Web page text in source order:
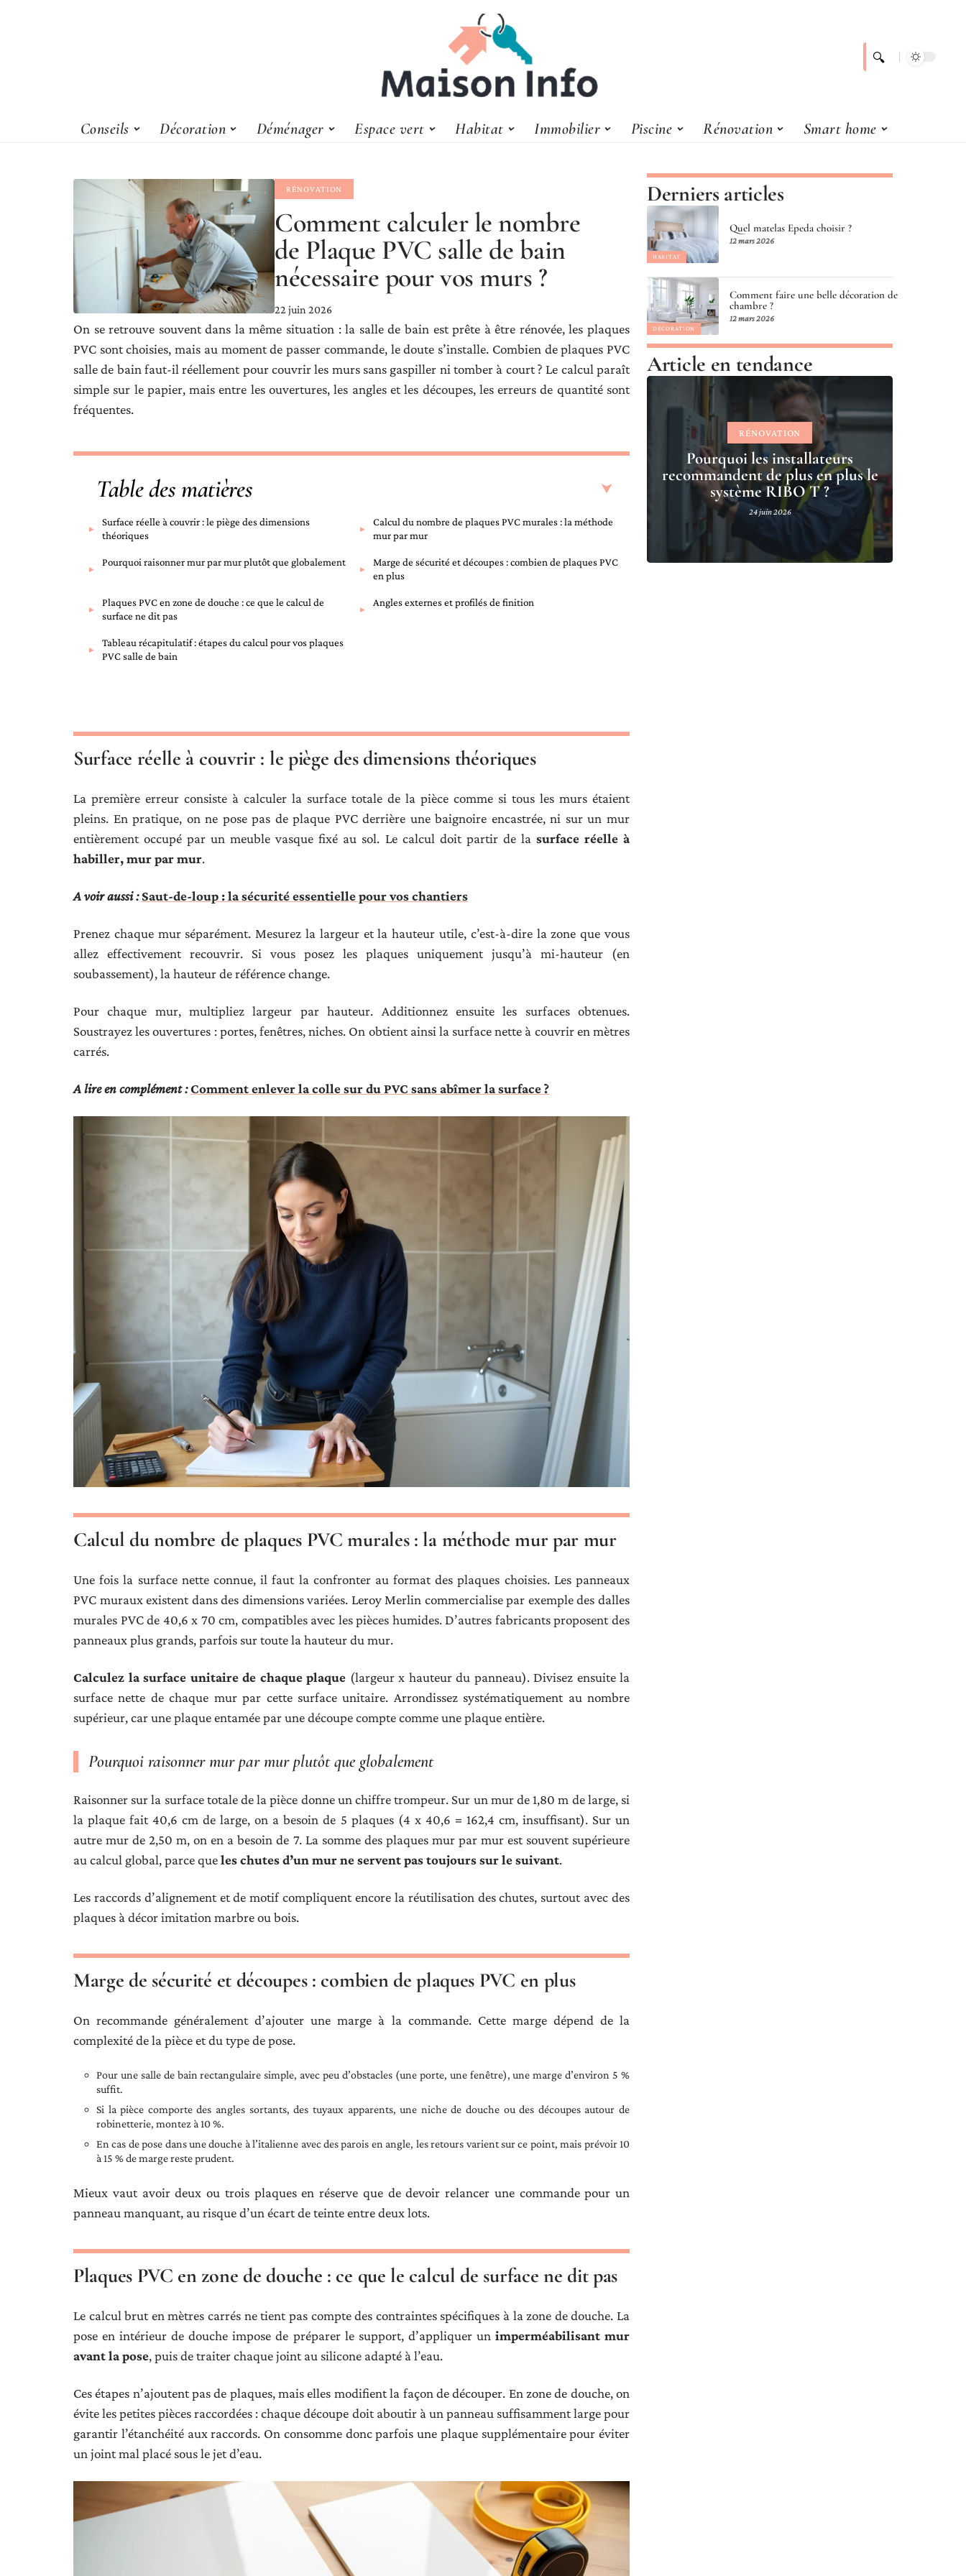
Conseils Décoration Déménager Espace vert Habitat Immobilier Piscine Rénovation Smart home
RÉNOVATION
Comment calculer le nombre
de Plaque PVC salle de bain
nécessaire pour vos murs ?
22 juin 2026
On se retrouve souvent dans la même situation : la salle de bain est prête à être rénovée, les plaques
PVC sont choisies, mais au moment de passer commande, le doute s’installe. Combien de plaques PVC
salle de bain faut-il réellement pour couvrir les murs sans gaspiller ni tomber à court ? Le calcul paraît
simple sur le papier, mais entre les ouvertures, les angles et les découpes, les erreurs de quantité sont
fréquentes.
Table des matières
Surface réelle à couvrir : le piège des dimensions
théoriques
Calcul du nombre de plaques PVC murales : la méthode
mur par mur
Pourquoi raisonner mur par mur plutôt que globalement
Marge de sécurité et découpes : combien de plaques PVC
en plus
Plaques PVC en zone de douche : ce que le calcul de
surface ne dit pas
Angles externes et profilés de finition
Tableau récapitulatif : étapes du calcul pour vos plaques
PVC salle de bain
Surface réelle à couvrir : le piège des dimensions théoriques
La première erreur consiste à calculer la surface totale de la pièce comme si tous les murs étaient
pleins. En pratique, on ne pose pas de plaque PVC derrière une baignoire encastrée, ni sur un mur
entièrement occupé par un meuble vasque fixé au sol. Le calcul doit partir de la surface réelle à
habiller, mur par mur.
A voir aussi : Saut-de-loup : la sécurité essentielle pour vos chantiers
Prenez chaque mur séparément. Mesurez la largeur et la hauteur utile, c’est-à-dire la zone que vous
allez effectivement recouvrir. Si vous posez les plaques uniquement jusqu’à mi-hauteur (en
soubassement), la hauteur de référence change.
Pour chaque mur, multipliez largeur par hauteur. Additionnez ensuite les surfaces obtenues.
Soustrayez les ouvertures : portes, fenêtres, niches. On obtient ainsi la surface nette à couvrir en mètres
carrés.
A lire en complément :Comment enlever la colle sur du PVC sans abîmer la surface ?
Calcul du nombre de plaques PVC murales : la méthode mur par mur
Une fois la surface nette connue, il faut la confronter au format des plaques choisies. Les panneaux
PVC muraux existent dans des dimensions variées. Leroy Merlin commercialise par exemple des dalles
murales PVC de 40,6 x 70 cm, compatibles avec les pièces humides. D’autres fabricants proposent des
panneaux plus grands, parfois sur toute la hauteur du mur.
Calculez la surface unitaire de chaque plaque (largeur x hauteur du panneau). Divisez ensuite la
surface nette de chaque mur par cette surface unitaire. Arrondissez systématiquement au nombre
supérieur, car une plaque entamée par une découpe compte comme une plaque entière.
Pourquoi raisonner mur par mur plutôt que globalement
Raisonner sur la surface totale de la pièce donne un chiffre trompeur. Sur un mur de 1,80 m de large, si
la plaque fait 40,6 cm de large, on a besoin de 5 plaques (4 x 40,6 = 162,4 cm, insuffisant). Sur un
autre mur de 2,50 m, on en a besoin de 7. La somme des plaques mur par mur est souvent supérieure
au calcul global, parce queles chutes d’un mur ne servent pas toujours sur le suivant.
Les raccords d’alignement et de motif compliquent encore la réutilisation des chutes, surtout avec des
plaques à décor imitation marbre ou bois.
Marge de sécurité et découpes : combien de plaques PVC en plus
On recommande généralement d’ajouter une marge à la commande. Cette marge dépend de la
complexité de la pièce et du type de pose.
Pour une salle de bain rectangulaire simple, avec peu d’obstacles (une porte, une fenêtre), une marge d’environ 5 %
suffit.
Si la pièce comporte des angles sortants, des tuyaux apparents, une niche de douche ou des découpes autour de
robinetterie, montez à 10 %.
En cas de pose dans une douche à l’italienne avec des parois en angle, les retours varient sur ce point, mais prévoir 10
à 15 % de marge reste prudent.
Mieux vaut avoir deux ou trois plaques en réserve que de devoir relancer une commande pour un
panneau manquant, au risque d’un écart de teinte entre deux lots.
Plaques PVC en zone de douche : ce que le calcul de surface ne dit pas
Le calcul brut en mètres carrés ne tient pas compte des contraintes spécifiques à la zone de douche. La
pose en intérieur de douche impose de préparer le support, d’appliquer un imperméabilisant mur
avant la pose, puis de traiter chaque joint au silicone adapté à l’eau.
Ces étapes n’ajoutent pas de plaques, mais elles modifient la façon de découper. En zone de douche, on
évite les petites pièces raccordées : chaque découpe doit aboutir à un panneau suffisamment large pour
garantir l’étanchéité aux raccords. On consomme donc parfois une plaque supplémentaire pour éviter
un joint mal placé sous le jet d’eau.
Derniers articles
HABITAT
Quel matelas Epeda choisir ?
12 mars 2026
DÉCORATION
Comment faire une belle décoration de
chambre ?
12 mars 2026
Article en tendance
RÉNOVATION
Pourquoi les installateurs
recommandent de plus en plus le
système RIBO T ?
24 juin 2026